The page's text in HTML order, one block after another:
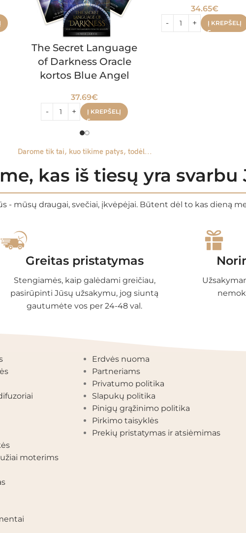
The Secret Language
of Darkness Oracle
kortos Blue Angel
37.69€
Į KREPŠELĮ
34.65€
Į KREPŠELĮ
Darome tik tai, kuo tikime patys, todėl...
kas iš tiesų yra svarbu
- mūsų draugai, svečiai, įkvėpėjai. Būtent dėl to kas dieną
Greitas pristatymas
Stengiamės, kaip galėdami greičiau,
pasirūpinti Jūsų užsakymu, jog siuntą
gautumėte vos per 24-48 val.
moterims
Erdvės nuoma
Partneriams
Privatumo politika
Slapukų politika
Pinigų grąžinimo politika
Pirkimo taisyklės
Prekių pristatymas ir atsiėmimas